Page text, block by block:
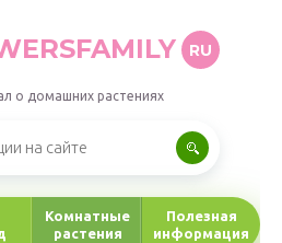
RU
о домашних растениях
Комнатные
растения
Полезная
информация